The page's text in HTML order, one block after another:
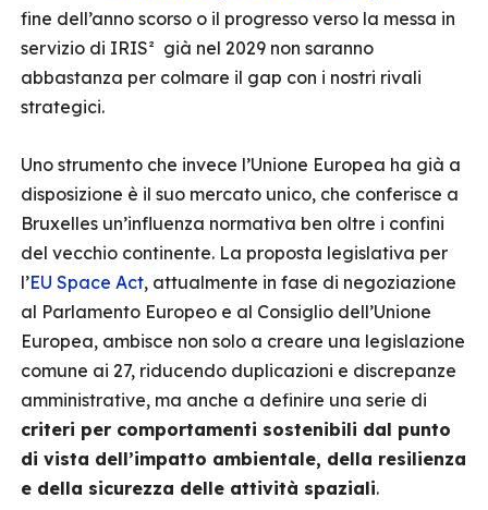
fine dell’anno scorso o il progresso verso la messa in
servizio di IRIS² già nel 2029 non saranno
abbastanza per colmare il gap con i nostri rivali
strategici.
Uno strumento che invece l’Unione Europea ha già a
disposizione è il suo mercato unico, che conferisce a
Bruxelles un’influenza normativa ben oltre i confini
del vecchio continente. La proposta legislativa per
l’EU Space Act, attualmente in fase di negoziazione
al Parlamento Europeo e al Consiglio dell’Unione
Europea, ambisce non solo a creare una legislazione
comune ai 27, riducendo duplicazioni e discrepanze
amministrative, ma anche a definire una serie di
criteri per comportamenti sostenibili dal punto
di vista dell’impatto ambientale, della resilienza
e della sicurezza delle attività spaziali.